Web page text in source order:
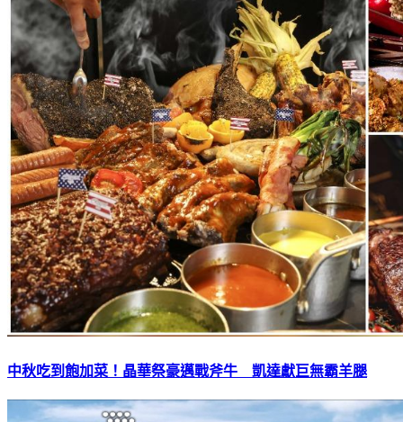
中秋吃到飽加菜！晶華祭豪邁戰斧牛 凱達獻巨無霸羊腿